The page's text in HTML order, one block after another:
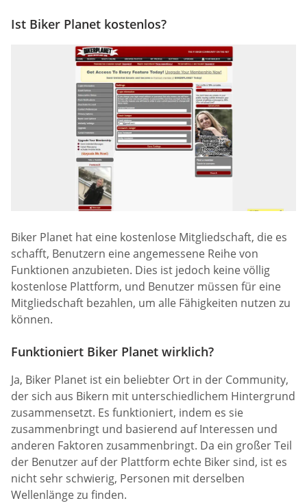
Ist Biker Planet kostenlos?
Biker Planet hat eine kostenlose Mitgliedschaft, die es
schafft, Benutzern eine angemessene Reihe von
Funktionen anzubieten. Dies ist jedoch keine völlig
kostenlose Plattform, und Benutzer müssen für eine
Mitgliedschaft bezahlen, um alle Fähigkeiten nutzen zu
können.
Funktioniert Biker Planet wirklich?
Ja, Biker Planet ist ein beliebter Ort in der Community,
der sich aus Bikern mit unterschiedlichem Hintergrund
zusammensetzt. Es funktioniert, indem es sie
zusammenbringt und basierend auf Interessen und
anderen Faktoren zusammenbringt. Da ein großer Teil
der Benutzer auf der Plattform echte Biker sind, ist es
nicht sehr schwierig, Personen mit derselben
Wellenlänge zu finden.